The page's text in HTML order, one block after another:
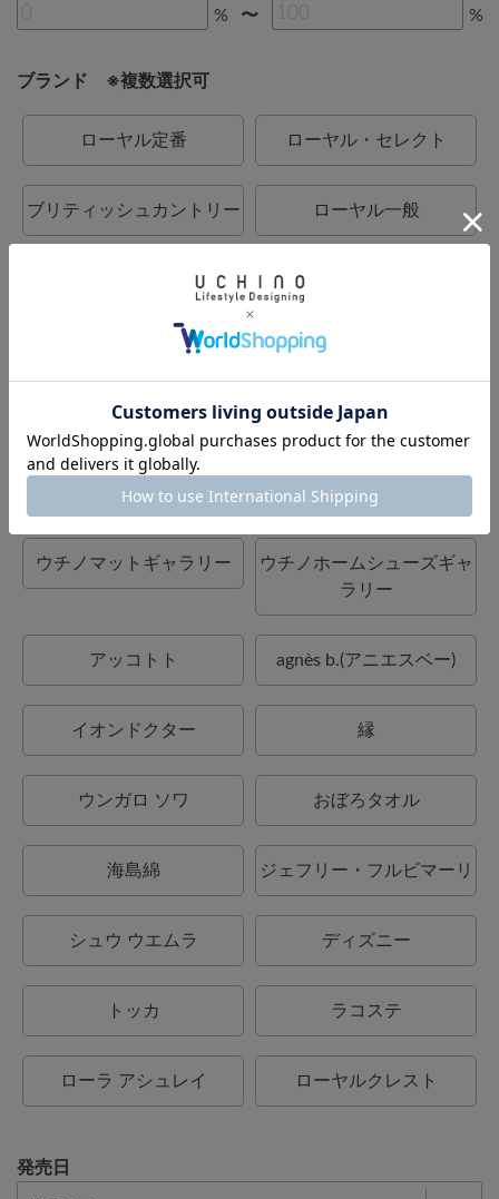
% 〜 %
ブランド ※複数選択可
ローヤル定番 ローヤル・セレクト
ブリティッシュカントリー ローヤル一般
カラーデコール
UCHINO relax
UCHINO TOUCH UCHINO×mucava
UCHINO art ウチノタオルギャラリー
ウチノマットギャラリー
ウチノホームシューズギャ
ラリー
アッコトト agnès b.(アニエスベー)
イオンドクター 縁
ウンガロ ソワ おぼろタオル
海島綿 ジェフリー・フルビマーリ
シュウ ウエムラ ディズニー
トッカ ラコステ
ローラ アシュレイ ローヤルクレスト
発売日